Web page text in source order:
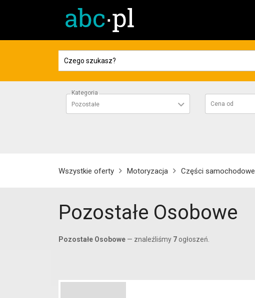
Kategoria
Pozostałe
Cena od
Wszystkie oferty Motoryzacja Części samochodowe
Pozostałe Osobowe
Pozostałe Osobowe — znaleźliśmy 7 ogłoszeń.